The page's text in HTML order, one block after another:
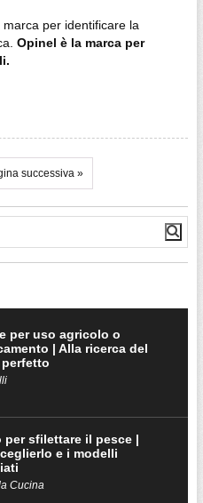
per identificare la
Opinel è la marca per
successiva »
per uso agricolo o
| Alla ricerca del
perfetto
per sfilettare il pesce |
e i modelli
Cucina